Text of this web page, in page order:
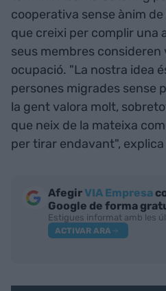
cooperativa sense ànim
que creixi per complir una
seus membres
ocupació. "La nostra idea
persones migrades sense
la gent valora molt,
que neix de la mateixa
per tirar endavant", explica
AfegirVIA Empresa
Google de forma
Estigues informat amb les
ACTIVAR ARA